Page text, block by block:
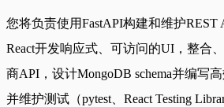
您将负责使用FastAPI构建和维护REST
React开发响应式、可访问的UI，整合
商API，设计MongoDB schema并编写
并维护测试（pytest、React Testing